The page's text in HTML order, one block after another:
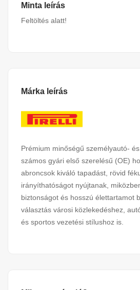
Minta leírás
Feltöltés alatt!
Márka leírás
Prémium minőségű személyautó-
számos gyári első szerelésű (OE)
abroncsok kiváló tapadást, rövid
irányíthatóságot nyújtanak,
biztonságot és hosszú élettartamot
választás városi közlekedéshez,
és sportos vezetési stílushoz is.